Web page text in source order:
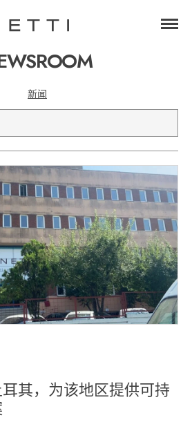
News Type
新闻
其，为该地区提供可持